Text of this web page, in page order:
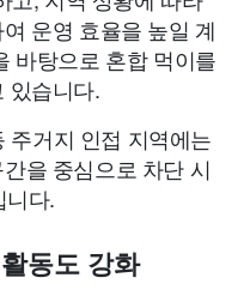
운영 효율을 높일 계
바탕으로 혼합 먹이를
있습니다.
주거지 인접 지역에는
을 중심으로 차단 시
니다.
동도 강화